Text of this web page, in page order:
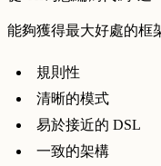
能夠獲得最大好處的框
規則性
清晰的模式
易於接近的 DSL
一致的架構